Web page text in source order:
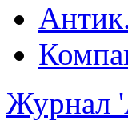
Журнал